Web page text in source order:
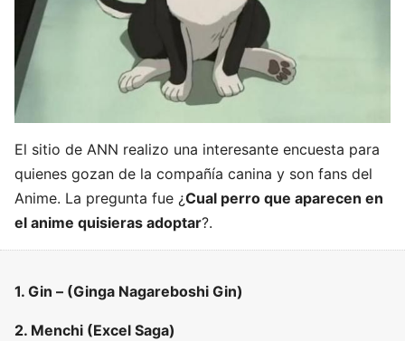
El sitio de ANN realizo una interesante encuesta para
quienes gozan de la compañía canina y son fans del
Anime. La pregunta fue ¿Cual perro que aparecen en
el anime quisieras adoptar?.
1. Gin – (Ginga Nagareboshi Gin)
2. Menchi (Excel Saga)